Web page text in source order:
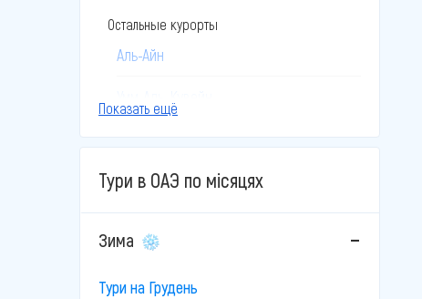
Остальные курорты
Аль-Айн
Показать ещё
Тури в ОАЭ по місяцях
Зима
Тури на Грудень